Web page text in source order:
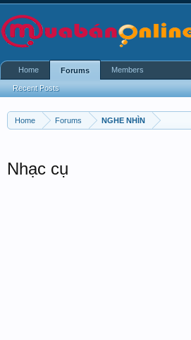
Home Forums NGHE NHÌN
Nhạc cụ
Home Forums
Recent Posts
Members